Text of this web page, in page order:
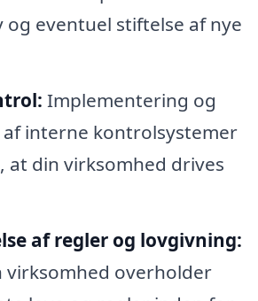
og eventuel stiftelse af nye
Implementering og
interne kontrolsystemer
at din virksomhed drives
af regler og lovgivning:
virksomhed overholder